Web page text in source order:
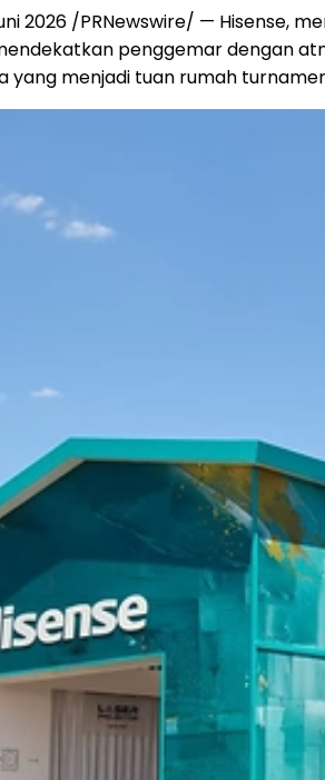
2026 /PRNewswire/ —
penggemar dengan
yang menjadi tuan rumah